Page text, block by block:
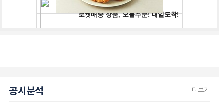
공시분석 더보기